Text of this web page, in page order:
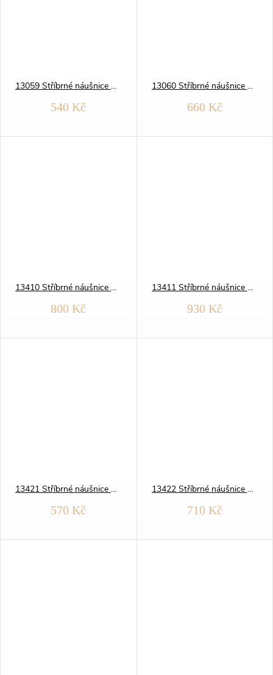
13059 Stříbrné náušnice KRUHY 15 mm
540 Kč
13060 Stříbrné náušnice KRUHY 17 mm
660 Kč
13410 Stříbrné náušnice BROUŠENÉ KRUHY 15 mm yellow
800 Kč
13411 Stříbrné náušnice BROUŠENÉ KRUHY 17 mm yellow
930 Kč
13421 Stříbrné náušnice HLADKÉ KRUHY 14 mm yellow
570 Kč
13422 Stříbrné náušnice HLADKÉ KRUHY 16 mm yellow
710 Kč